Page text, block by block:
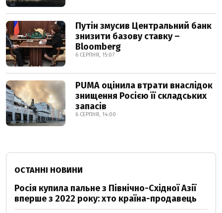
Путін змусив Центральний банк
знизити базову ставку –
Bloomberg
6 СЕРПНЯ, 15:07
PUMA оцінила втрати внаслідок
знищення Росією її складських
запасів
6 СЕРПНЯ, 14:00
ОСТАННІ НОВИНИ
Росія купила пальне з Північно-Східної Азії
вперше з 2022 року: хто країна-продавець